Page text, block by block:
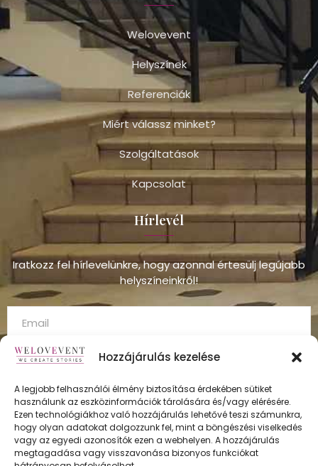
Hozzájárulás kezelése
A legjobb felhasználói élmény biztosítása érdekében sütiket
használunk az eszközinformációk tárolására és/vagy elérésére.
Ezen technológiákhoz való hozzájárulás lehetővé teszi számunkra,
hogy olyan adatokat dolgozzunk fel, mint a böngészési viselkedés
vagy az egyedi azonosítók ezen a webhelyen. A hozzájárulás
megtagadása vagy visszavonása bizonyos funkciókat
Welovevent
Helyszínek
Referenciák
Miért válassz minket?
Szolgáltatások
Kapcsolat
Hírlevél
Iratkozz fel hírlevelünkre, hogy azonnal értesülj legújabb
helyszíneinkről!
FELÍRATKOZÁS